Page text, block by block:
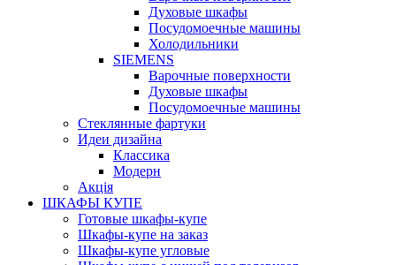
Духовые шкафы
Посудомоечные машины
Холодильники
SIEMENS
Варочные поверхности
Духовые шкафы
Посудомоечные машины
Стеклянные фартуки
Идеи дизайна
Класcика
Модерн
Акція
ШКАФЫ КУПЕ
Готовые шкафы-купе
Шкафы-купе на заказ
Шкафы-купе угловые